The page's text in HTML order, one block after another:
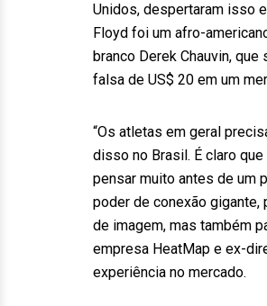
Unidos, despertaram isso
Floyd foi um afro-
branco Derek Chauvin,
falsa de US$ 20 em um
“Os atletas em geral
disso no Brasil. É claro
pensar muito antes de um
poder de conexão
de imagem, mas também
empresa HeatMap e ex-
experiência no mercado.